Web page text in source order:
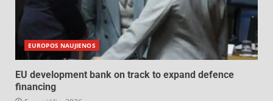
EUROPOS NAUJIENOS
EU development bank on track to expand defence
financing